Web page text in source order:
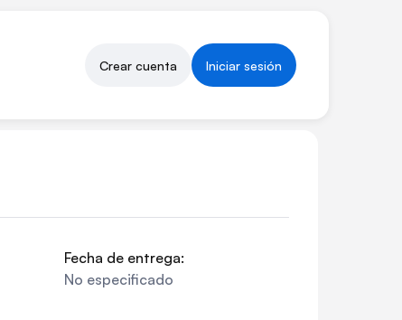
Crear cuenta Iniciar sesión
Fecha de entrega:
No especificado